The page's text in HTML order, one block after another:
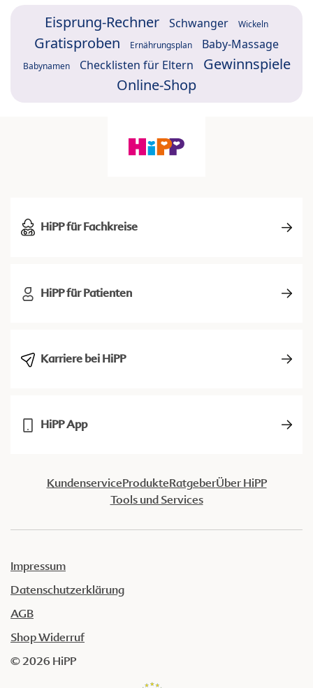
Eisprung-Rechner Schwanger Wickeln
Gratisproben Ernährungsplan Baby-Massage
Babynamen Checklisten für Eltern
Gewinnspiele
Online-Shop
HiPP für Fachkreise
HiPP für Patienten
Karriere bei HiPP
HiPP App
KundenserviceProdukteRatgeberÜber HiPP
Tools und Services
Impressum
Datenschutzerklärung
AGB
Shop Widerruf
© 2026 HiPP